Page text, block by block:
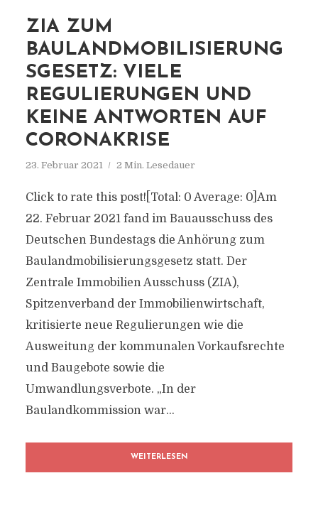
ZIA ZUM
BAULANDMOBILISIERUNG
SGESETZ: VIELE
REGULIERUNGEN UND
KEINE ANTWORTEN AUF
CORONAKRISE
23. Februar 2021 2 Min. Lesedauer
Click to rate this post![Total: 0 Average: 0]Am
22. Februar 2021 fand im Bauausschuss des
Deutschen Bundestags die Anhörung zum
Baulandmobilisierungsgesetz statt. Der
Zentrale Immobilien Ausschuss (ZIA),
Spitzenverband der Immobilienwirtschaft,
kritisierte neue Regulierungen wie die
Ausweitung der kommunalen Vorkaufsrechte
und Baugebote sowie die
Umwandlungsverbote. „In der
Baulandkommission war...
WEITERLESEN